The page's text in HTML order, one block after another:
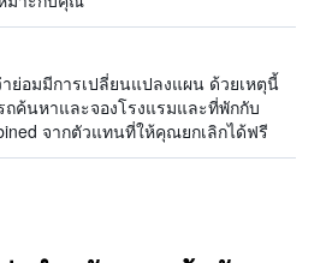
าย่อมมีการเปลี่ยนแปลงแผน ด้วยเหตุนี้
ค้นหาและจองโรงแรมและที่พักกับ
จากตัวแทนที่ให้คุณยกเลิกได้ฟรี